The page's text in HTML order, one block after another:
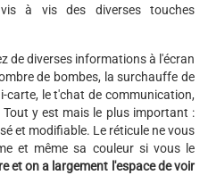
à vis des diverses touches
de diverses informations à l'écran
de bombes, la surchauffe de
carte, le t'chat de communication,
y est mais le plus important :
et modifiable. Le réticule ne vous
et même sa couleur si vous le
et on a largement l'espace de voir